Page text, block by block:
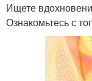
Ищете
Ознакомьтесь с